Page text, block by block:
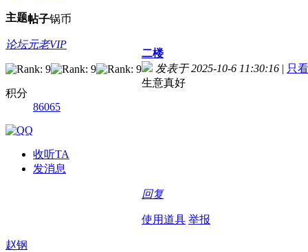
主题帖子锅币
论坛元老VIP
积分
86065
收听TA
发消息
二楼
发表于 2025-10-6 11:30:16 | 只
生意真好
回复
使用道具 举报
赵钢